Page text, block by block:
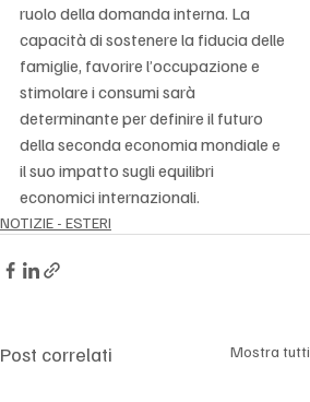
ruolo della domanda interna. La
capacità di sostenere la fiducia delle
famiglie, favorire l’occupazione e
stimolare i consumi sarà
determinante per definire il futuro
della seconda economia mondiale e
il suo impatto sugli equilibri
economici internazionali.
NOTIZIE - ESTERI
Post correlati Mostra tutti